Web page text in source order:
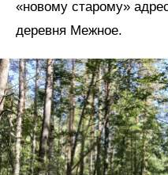
«новому старому»
деревня Межное.